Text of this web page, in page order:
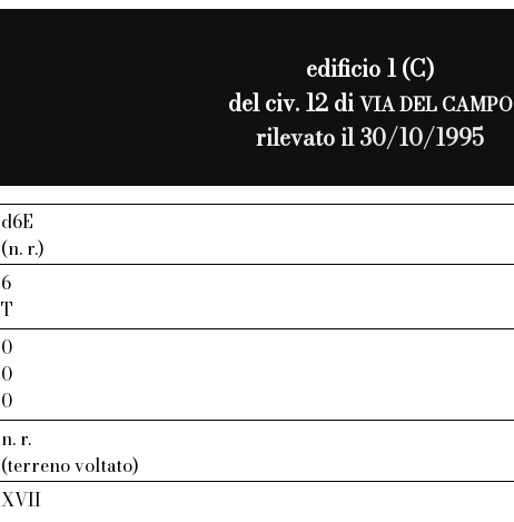
edificio 1 (C)
del civ. 12 diVIA DEL CAMPO
rilevato il 30/10/1995
d6E
(n. r.)
6
T
0
0
0
n. r.
(terreno voltato)
XVII